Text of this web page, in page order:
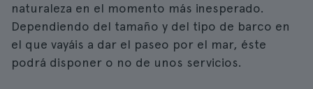
naturaleza en el momento más inesperado.
Dependiendo del tamaño y del tipo de barco en
el que vayáis a dar el paseo por el mar, éste
podrá disponer o no de unos servicios.